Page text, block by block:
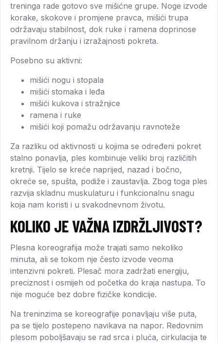
treninga rade gotovo sve mišićne grupe. Noge izvode
korake, skokove i promjene pravca, mišići trupa
održavaju stabilnost, dok ruke i ramena doprinose
pravilnom držanju i izražajnosti pokreta.
Posebno su aktivni:
mišići nogu i stopala
mišići stomaka i leđa
mišići kukova i stražnjice
ramena i ruke
mišići koji pomažu održavanju ravnoteže
Za razliku od aktivnosti u kojima se određeni pokret
stalno ponavlja, ples kombinuje veliki broj različitih
kretnji. Tijelo se kreće naprijed, nazad i bočno,
okreće se, spušta, podiže i zaustavlja. Zbog toga ples
razvija skladnu muskulaturu i funkcionalnu snagu
koja nam koristi i u svakodnevnom životu.
KOLIKO JE VAŽNA IZDRŽLJIVOST?
Plesna koreografija može trajati samo nekoliko
minuta, ali se tokom nje često izvode veoma
intenzivni pokreti. Plesač mora zadržati energiju,
preciznost i osmijeh od početka do kraja nastupa. To
nije moguće bez dobre fizičke kondicije.
Na treninzima se koreografije ponavljaju više puta,
pa se tijelo postepeno navikava na napor. Redovnim
plesom poboljšavaju se rad srca i pluća, cirkulacija te